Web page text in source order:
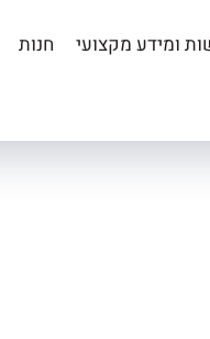
ומידע מקצועי חנות